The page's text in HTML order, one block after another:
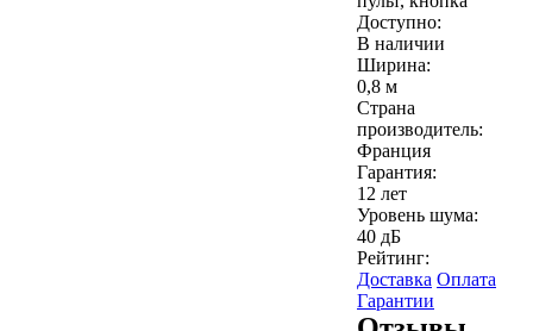
Доступно:
В наличии
Ширина:
0,8 м
Страна
производитель:
Франция
Гарантия:
12 лет
Уровень шума:
40 дБ
Рейтинг:
Доставка Оплата
Гарантии